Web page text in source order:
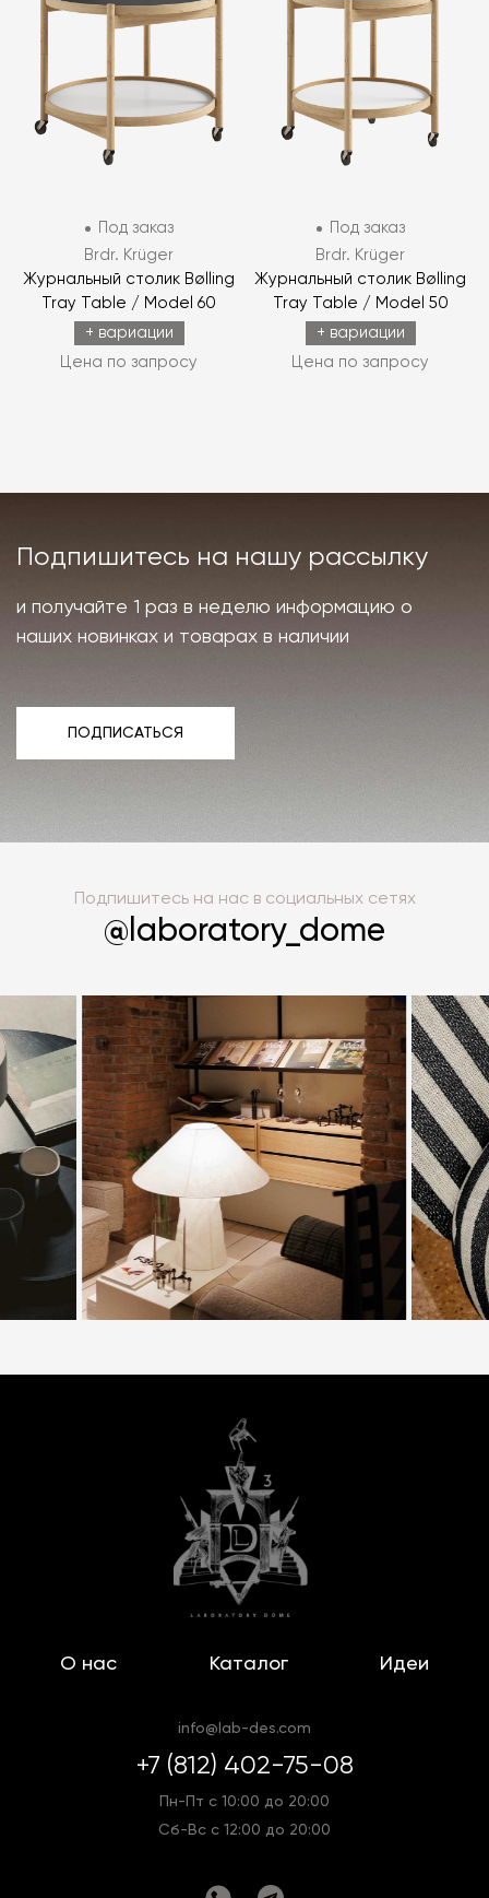
Под заказ
Brdr. Krüger
Журнальный столик Bølling
Tray Table / Model 60
+ вариации
Цена по запросу
Под заказ
Brdr. Krüger
Журнальный столик Bølling
Tray Table / Model 50
+ вариации
Цена по запросу
Подпишитесь на нашу рассылку
и получайте 1 раз в неделю информацию о
наших новинках и товарах в наличии
ПОДПИСАТЬСЯ
Подпишитесь на нас в социальных сетях
@laboratory_dome
О нас Каталог Идеи
info@lab-des.com
+7 (812) 402-75-08
Пн-Пт с 10:00 до 20:00
Сб-Вс с 12:00 до 20:00